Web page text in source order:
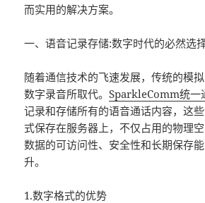
而实用的解决方案。
一、语音记录存储:数字时代的必然选
随着通信技术的飞速发展，传统的模
数字录音所取代。SparkleComm统一
记录和存储所有的语音通话内容，这
式保存在服务器上，不仅占用的物理
数据的可访问性、安全性和长期保存
升。
1.数字格式的优势